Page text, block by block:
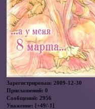
Зарегистрирован: 2009-12-30
Приглашений: 0
Сообщений: 2956
Уважение: [+49/-1]